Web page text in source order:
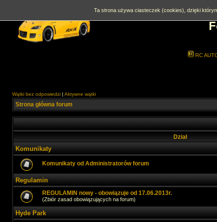
RC
Wątki bez odpowiedzi | Aktywne wątki
Strona główna forum
Dział
Komunikaty
Komunikaty od Administratorów forum
Regulamin
REGULAMIN nowy - obowiązuje od 17.06.2013r.
(Zbiór zasad obowiązujących na forum)
Hyde Park
Ta strona używa ciasteczek (cookies), dzięki